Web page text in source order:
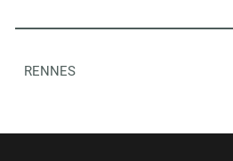
RENNES